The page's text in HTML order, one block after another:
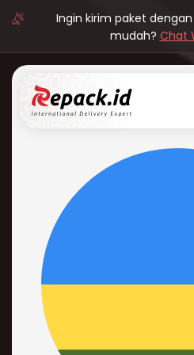
Ingin kirim paket
mudah? Chat